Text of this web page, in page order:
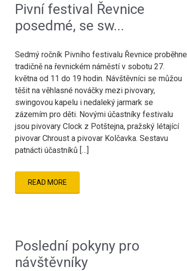
Pivní festival Řevnice
posedmé, se sw...
Sedmý ročník Pivního festivalu Řevnice proběhne
tradičně na řevnickém náměstí v sobotu 27.
května od 11 do 19 hodin. Návštěvníci se můžou
těšit na věhlasné nováčky mezi pivovary,
swingovou kapelu i nedaleký jarmark se
zázemím pro děti. Novými účastníky festivalu
jsou pivovary Clock z Potštejna, pražský létající
pivovar Chroust a pivovar Kolčavka. Sestavu
patnácti účastníků […]
READ MORE
Poslední pokyny pro
návštěvníky